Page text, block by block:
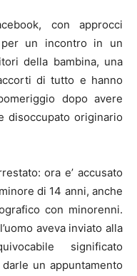
con approcci
per un incontro in un
della bambina, una
di tutto e hanno
dopo avere
disoccupato originario
ora e’ accusato
di 14 anni, anche
con minorenni.
aveva inviato alla
significato
un appuntamento